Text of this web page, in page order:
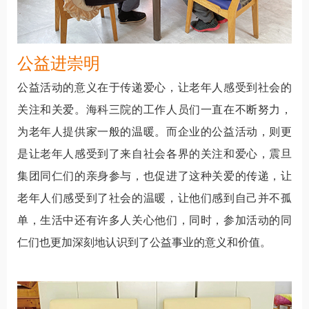
公益进崇明
公益活动的意义在于传递爱心，让老年人感受到社会的
关注和关爱。海科三院的工作人员们一直在不断努力，
为老年人提供家一般的温暖。而企业的公益活动，则更
是让老年人感受到了来自社会各界的关注和爱心，震旦
集团同仁们的亲身参与，也促进了这种关爱的传递，让
老年人们感受到了社会的温暖，让他们感到自己并不孤
单，生活中还有许多人关心他们，同时，参加活动的同
仁们也更加深刻地认识到了公益事业的意义和价值。